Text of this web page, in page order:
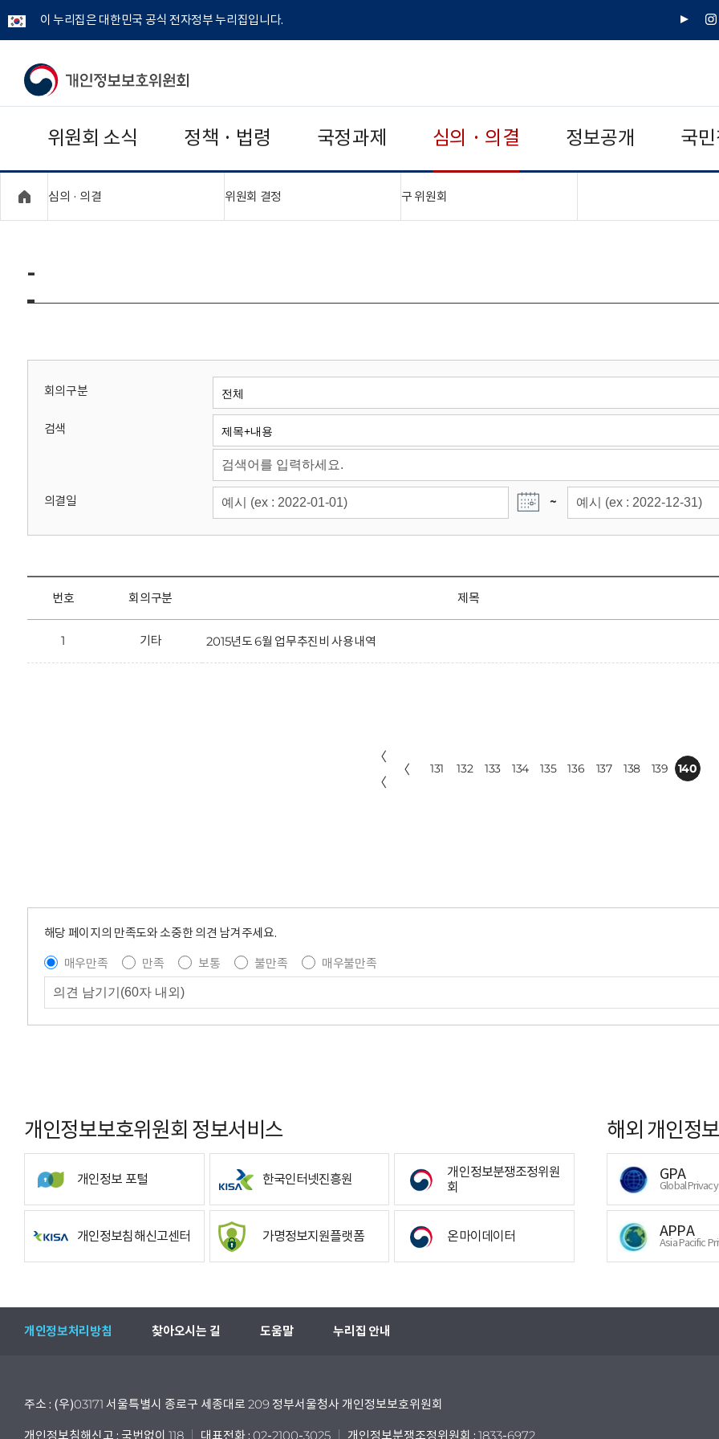
이 누리집은 대한민국 공식 전자정부 누리집입니다.
유
인
개
보
보
위
회
위원회 소식 정책 · 법령 국정과제 심의 · 의결 정보공개 국
심의 · 의결 위원회 결정 구 위원회
-
회의구분
검색
의결일 ~
번호 회의구분 제목
1 기타 2015년도 6월 업무추진비 사용내역
〈
〈
〈 131 132 133 134 135 136 137 138 139 140
해당 페이지의 만족도와 소중한 의견 남겨주세요.
매우만족
만족 보통 불만족 매우불만족
개인정보보호위원회 정보서비스
개인정보 포털 한국인터넷진흥원
개인정보분쟁조정위원
회
개인정보침해신고센터 가명정보지원플랫폼 온마이데이터
해외 개인정
GPA
Global
APPA
Asia Pacific
개인정보처리방침 찾아오시는 길 도움말 누리집 안내
주소 : (우)03171 서울특별시 종로구 세종대로 209 정부서울청사 개인정보보호위원회
개인정보침해신고 : 국번없이 118 대표전화 : 02-2100-3025 개인정보분쟁조정위원회 : 1833-6972